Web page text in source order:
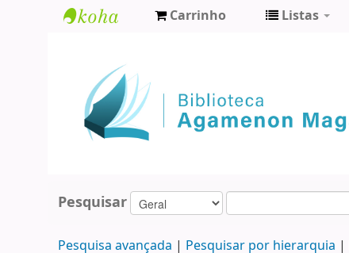
Agamenon
Magalhães
Carrinho Listas
Pesquisar
Pesquisa avançada Pesquisar por hierarquia